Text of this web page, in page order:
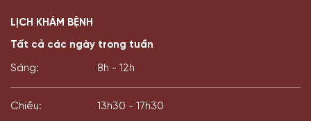
LỊCH KHÁM BỆNH
Tất cả các ngày trong tuần
Sáng: 8h - 12h
Chiều: 13h30 - 17h30